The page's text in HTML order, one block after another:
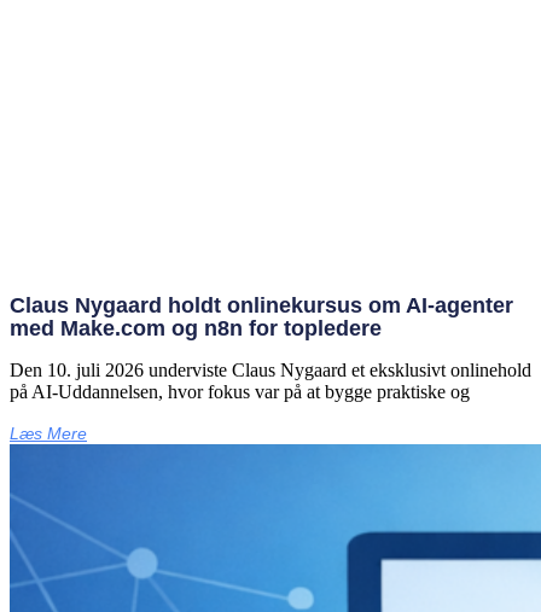
Claus Nygaard holdt onlinekursus om AI‑agenter
med Make.com og n8n for topledere
Den 10. juli 2026 underviste Claus Nygaard et eksklusivt onlinehold
på AI‑Uddannelsen, hvor fokus var på at bygge praktiske og
Læs Mere